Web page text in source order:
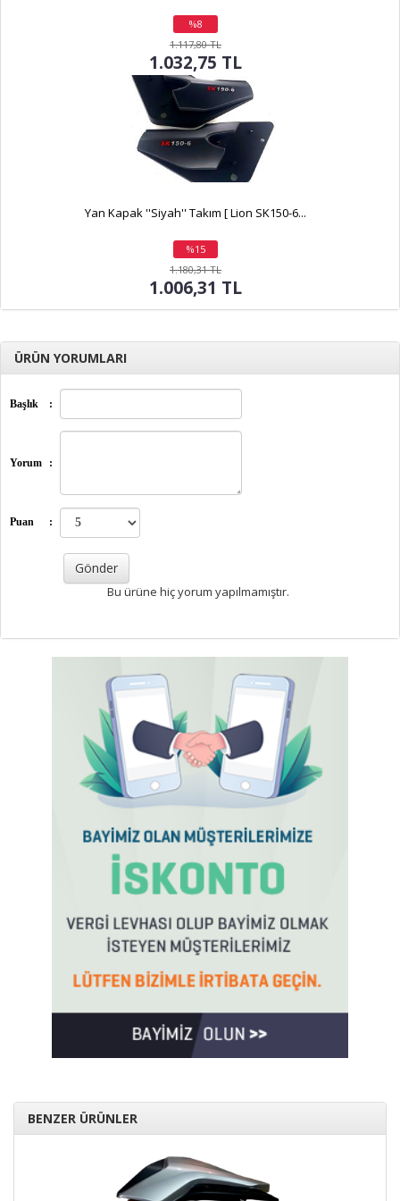
%8
indirim
1.117,80 TL
1.032,75 TL
Yan Kapak ''Siyah'' Takım [ Lion SK150-6...
%15
indirim
1.180,31 TL
1.006,31 TL
ÜRÜN YORUMLARI
Başlık :
Yorum :
Puan :
Bu ürüne hiç yorum yapılmamıştır.
BENZER ÜRÜNLER